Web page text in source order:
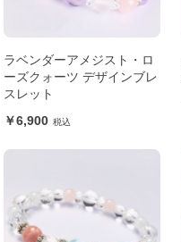
ラベンダーアメジスト・ロ
ーズクォーツ デザインブレ
スレット
6,900